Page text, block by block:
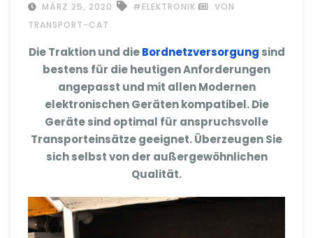
MÄRZ 25, 2020 #ELEKTRONIK
VON
TRANSPORT-CAT
Die Traktion und dieBordnetzversorgung sind
bestens für die heutigen Anforderungen
angepasst und mit allen Modernen
elektronischen Geräten kompatibel. Die
Geräte sind optimal für anspruchsvolle
Transporteinsätze geeignet. Überzeugen Sie
sich selbst von der außergewöhnlichen
Qualität.